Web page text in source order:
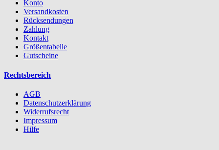
Konto
Versandkosten
Rücksendungen
Zahlung
Kontakt
Größentabelle
Gutscheine
Rechtsbereich
AGB
Datenschutzerklärung
Widerrufsrecht
Impressum
Hilfe